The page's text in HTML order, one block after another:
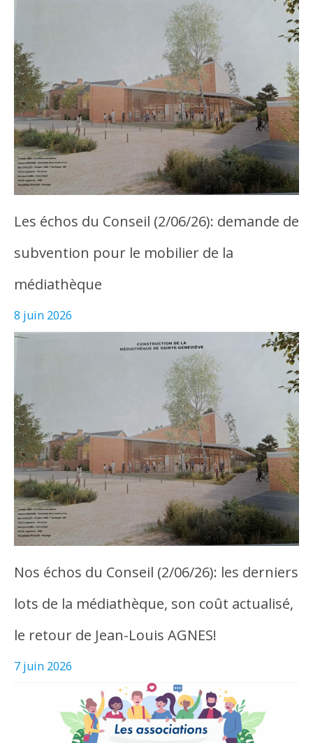
Les échos du Conseil (2/06/26): demande de
subvention pour le mobilier de la
médiathèque
8 juin 2026
Nos échos du Conseil (2/06/26): les derniers
lots de la médiathèque, son coût actualisé,
le retour de Jean-Louis AGNES!
7 juin 2026